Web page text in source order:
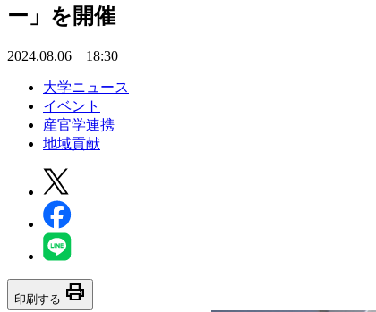
ー」を開催
2024.08.06 18:30
大学ニュース
イベント
産官学連携
地域貢献
印刷する print